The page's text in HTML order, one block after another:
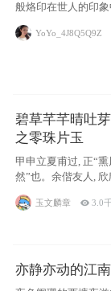
般烙印在世人的印
小桥流水
YoYo_4J8Q5Q9Z
碧草芊芊晴吐
之零珠片玉
甲申立夏甫过, 正“熏风初入弦”, “榴花开欲
然”也。余偕友人,
玉文麟章  3.0
亦静亦动的江